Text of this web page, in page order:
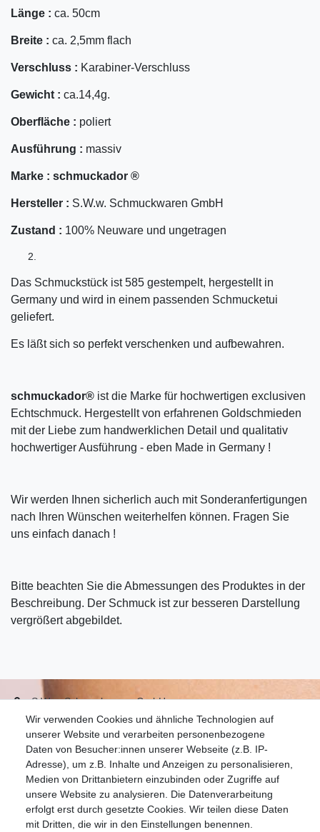
Länge : ca. 50cm
Breite : ca. 2,5mm flach
Verschluss : Karabiner-Verschluss
Gewicht : ca.14,4g.
Oberfläche : poliert
Ausführung : massiv
Marke : schmuckador ®
Hersteller : S.W.w. Schmuckwaren GmbH
Zustand : 100% Neuware und ungetragen
Das Schmuckstück ist 585 gestempelt, hergestellt in
Germany und wird in einem passenden Schmucketui
geliefert.
Es läßt sich so perfekt verschenken und aufbewahren.
schmuckador® ist die Marke für hochwertigen exclusiven
Echtschmuck. Hergestellt von erfahrenen Goldschmieden
mit der Liebe zum handwerklichen Detail und qualitativ
hochwertiger Ausführung - eben Made in Germany !
Wir werden Ihnen sicherlich auch mit Sonderanfertigungen
nach Ihren Wünschen weiterhelfen können. Fragen Sie
uns einfach danach !
Bitte beachten Sie die Abmessungen des Produktes in der
Beschreibung. Der Schmuck ist zur besseren Darstellung
vergrößert abgebildet.
Wir verwenden Cookies und ähnliche Technologien auf
unserer Website und verarbeiten personenbezogene
Daten von Besucher:innen unserer Webseite (z.B. IP-
Adresse), um z.B. Inhalte und Anzeigen zu personalisieren,
Medien von Drittanbietern einzubinden oder Zugriffe auf
unsere Website zu analysieren. Die Datenverarbeitung
erfolgt erst durch gesetzte Cookies. Wir teilen diese Daten
mit Dritten, die wir in den Einstellungen benennen.
S.W.w. Schmuckwaren GmbH
07051-9608828
info@schmuckador.de
Montag bis Freitag 8.30 – 12.00 Uhr und 13.30 bis 17.30 Uhr
Widerrufs­recht Widerrufs­formular Impressum